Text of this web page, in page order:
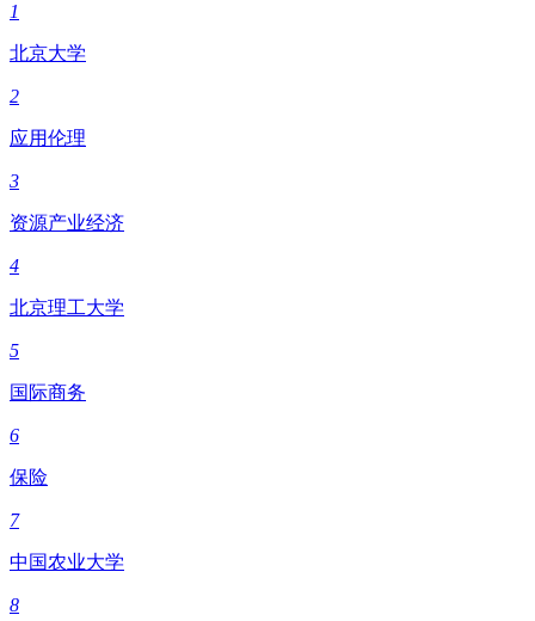
1
北京大学
2
应用伦理
3
资源产业经济
4
北京理工大学
5
国际商务
6
保险
7
中国农业大学
8